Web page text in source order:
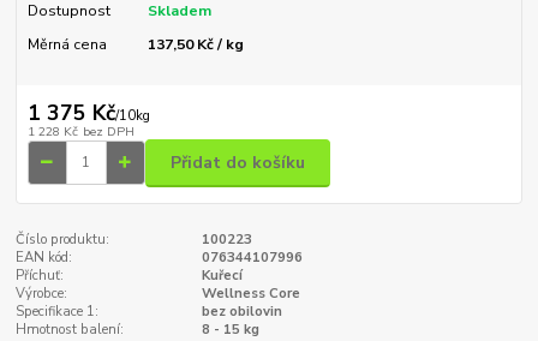
Dostupnost
Skladem
Měrná cena
137,50 Kč / kg
1 375 Kč/10kg
1 228 Kč bez DPH
Přidat do košíku
Číslo produktu:
100223
EAN kód:
076344107996
Příchuť:
Kuřecí
Výrobce:
Wellness Core
Specifikace 1:
bez obilovin
Hmotnost balení:
8 - 15 kg